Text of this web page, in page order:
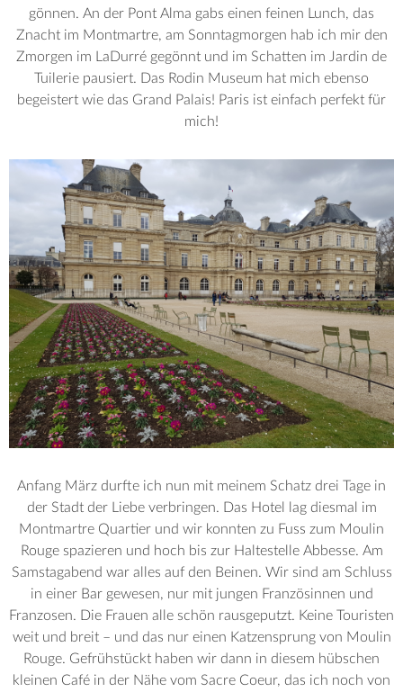
gönnen. An der Pont Alma gabs einen feinen Lunch, das
Znacht im Montmartre, am Sonntagmorgen hab ich mir den
Zmorgen im LaDurré gegönnt und im Schatten im Jardin de
Tuilerie pausiert. Das Rodin Museum hat mich ebenso
begeistert wie das Grand Palais! Paris ist einfach perfekt für
mich!
Anfang März durfte ich nun mit meinem Schatz drei Tage in
der Stadt der Liebe verbringen. Das Hotel lag diesmal im
Montmartre Quartier und wir konnten zu Fuss zum Moulin
Rouge spazieren und hoch bis zur Haltestelle Abbesse. Am
Samstagabend war alles auf den Beinen. Wir sind am Schluss
in einer Bar gewesen, nur mit jungen Französinnen und
Franzosen. Die Frauen alle schön rausgeputzt. Keine Touristen
weit und breit – und das nur einen Katzensprung von Moulin
Rouge. Gefrühstückt haben wir dann in diesem hübschen
kleinen Café in der Nähe vom Sacre Coeur, das ich noch von